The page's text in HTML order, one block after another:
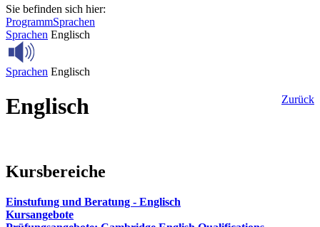
Sie befinden sich hier:
ProgrammSprachen
Sprachen Englisch
Sprachen Englisch
Zurück
Englisch
Kursbereiche
Einstufung und Beratung - Englisch
Kursangebote